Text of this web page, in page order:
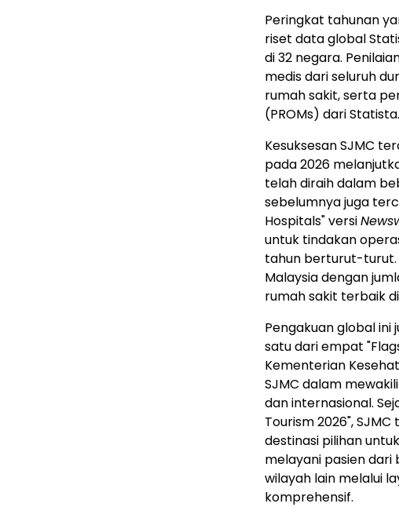
Peringkat tahunan
riset data global
di 32 negara.
medis dari seluruh
rumah sakit, serta
(PROMs) dari Statista.
Kesuksesan SJMC
pada 2026
telah diraih dalam
sebelumnya juga
Hospitals" versi
untuk tindakan
tahun berturut-turut.
Malaysia dengan
rumah sakit terbaik
Pengakuan global ini
satu dari empat
Kementerian
SJMC dalam
dan internasional.
Tourism 2026",
destinasi pilihan
melayani pasien dari
wilayah lain melalui
komprehensif.